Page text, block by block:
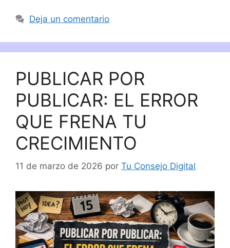
Deja un comentario
PUBLICAR POR
PUBLICAR: EL ERROR
QUE FRENA TU
CRECIMIENTO
11 de marzo de 2026 por Tu Consejo Digital